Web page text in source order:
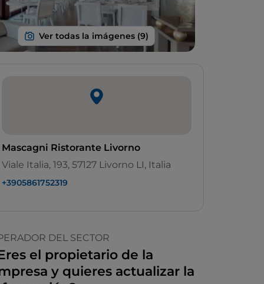
Mascagni Ristorante Livorno
Viale Italia, 193, 57127 Livorno LI, Italia
+3905861752319
DEL SECTOR
el propietario de la
y quieres actualizar la